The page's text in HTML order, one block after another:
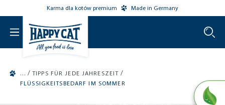
main contentKarma dla kotów premium Made in Germany
/ TIPPS FÜR JEDE JAHRESZEIT /
FLÜSSIGKEITSBEDARF IM SOMMER